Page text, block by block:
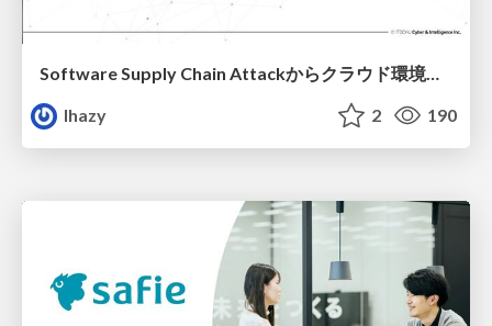
Software Supply Chain Attackからクラウド環境を守るためにできること
lhazy
2 190